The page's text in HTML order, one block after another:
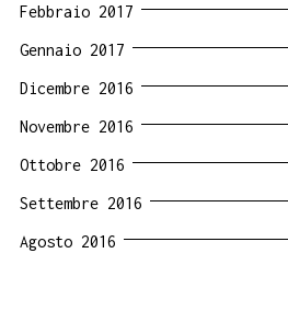
Febbraio 2017
Gennaio 2017
Dicembre 2016
Novembre 2016
Ottobre 2016
Settembre 2016
Agosto 2016